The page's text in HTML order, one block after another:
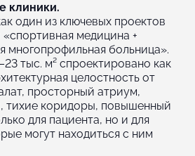
клиники.
один из ключевых проектов
медицина +
многопрофильная больница».
тыс. м² спроектировано как
целостность от
просторный атриум,
тихие коридоры, повышенный
для пациента, но и для
могут находиться с ним